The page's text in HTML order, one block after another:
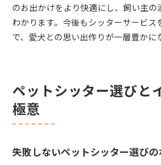
のお出かけをより快適にし、飼い主
わかります。今後もシッターサービス
で、愛犬との思い出作りが一層豊かに
ペットシッター選びと
極意
失敗しないペットシッター選び